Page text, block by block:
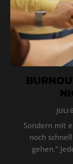
JULI
Sondern mit
noch
gehen.“